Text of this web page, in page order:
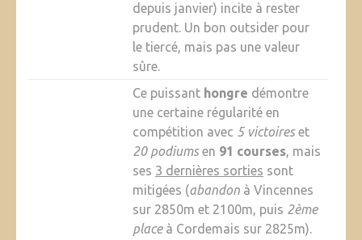
depuis janvier) incite à rester
prudent. Un bon outsider pour
le tiercé, mais pas une valeur
sûre.
Ce puissant hongre démontre
une certaine régularité en
compétition avec 5 victoireset
20 podiumsen 91 courses, mais
ses 3 dernières sorties sont
mitigées (abandonà Vincennes
sur 2850m et 2100m, puis 2ème
placeà Cordemais sur 2825m).